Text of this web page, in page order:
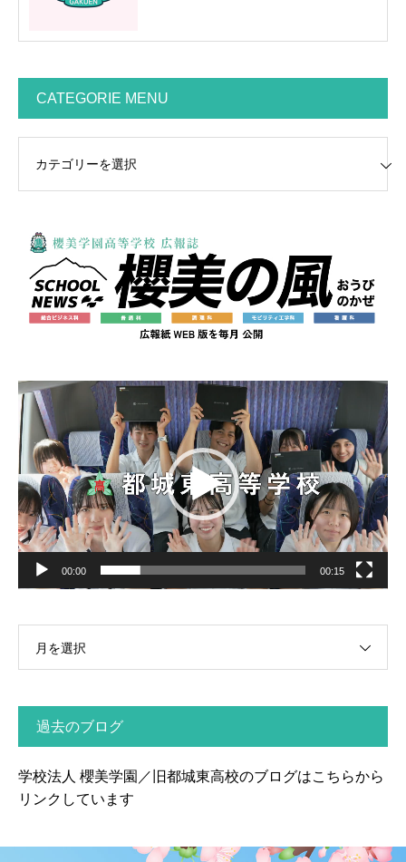
CATEGORIE MENU
動
画
プ
レ
ー
ヤ
ー
00:00 00:15
月を選択
過去のブログ
学校法人 櫻美学園／旧都城東高校のブログはこちらから
リンクしています